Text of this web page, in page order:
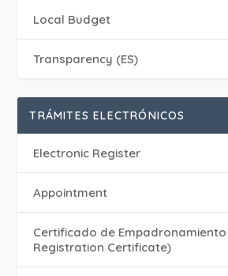
Local Budget
Transparency (ES)
TRÁMITES ELECTRÓNICOS
Electronic Register
Appointment
Certificado de Empadronamiento
Registration Certificate)